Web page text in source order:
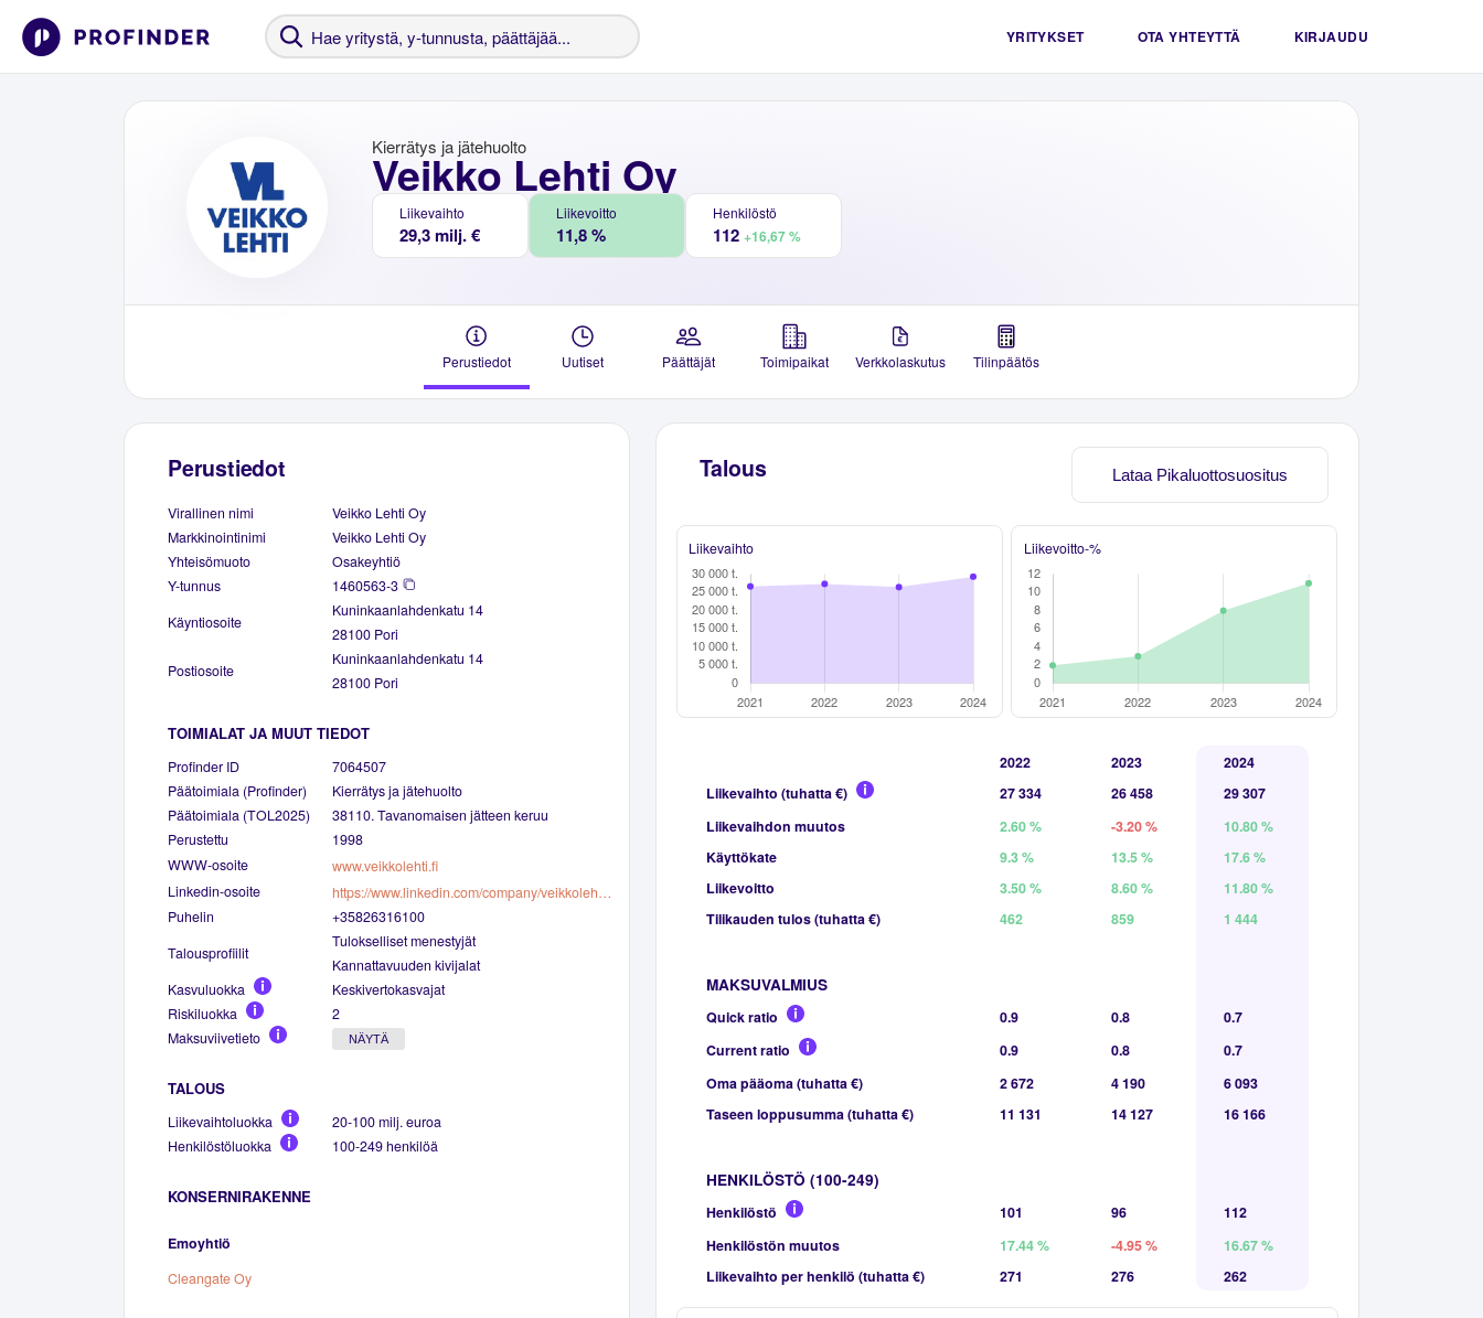
YRITYKSET OTA YHTEYTTÄ KIRJAUDU
Veikko Lehti Oy
Kierrätys ja jätehuolto
Liikevaihto
29,3 milj. €
Liikevoitto
11,8 %
Henkilöstö
112 +16,67 %
Perustiedot Uutiset Päättäjät Toimipaikat Verkkolaskutus Tilinpäätös
Perustiedot
Virallinen nimi
Veikko Lehti Oy
Markkinointinimi
Veikko Lehti Oy
Yhteisömuoto
Osakeyhtiö
Y-tunnus
1460563-3
Käyntiosoite
Kuninkaanlahdenkatu 14
28100 Pori
Postiosoite
Kuninkaanlahdenkatu 14
28100 Pori
TOIMIALAT JA MUUT TIEDOT
Profinder ID
7064507
Päätoimiala (Profinder)
Kierrätys ja jätehuolto
Päätoimiala (TOL2025)
38110. Tavanomaisen jätteen keruu
Perustettu
1998
WWW-osoite
www.veikkolehti.fi
Linkedin-osoite
https://www.linkedin.com/company/veikkolehti/people
Puhelin
+35826316100
Talousprofiilit
Tulokselliset menestyjät
Kannattavuuden kivijalat
Kasvuluokka
Keskivertokasvajat
Riskiluokka
2
Maksuviivetieto
NÄYTÄ
TALOUS
Liikevaihtoluokka
20-100 milj. euroa
Henkilöstöluokka
100-249 henkilöä
KONSERNIRAKENNE
Emoyhtiö
Cleangate Oy
Lataa Pikaluottosuositus
Talous
Liikevaihto Liikevoitto-%
2022 2023
2024
Liikevaihto (tuhatta €)
27 334 26 458
29 307
Liikevaihdon muutos
2.60 % -3.20 %
10.80 %
Käyttökate
9.3 % 13.5 %
17.6 %
Liikevoitto
3.50 % 8.60 %
11.80 %
Tilikauden tulos (tuhatta €)
462 859 1 444
MAKSUVALMIUS
Quick ratio 0.9 0.8
0.7
Current ratio
0.9 0.8
0.7
Oma pääoma (tuhatta €)
2 672 4 190
6 093
Taseen loppusumma (tuhatta €)
11 131 14 127 16 166
HENKILÖSTÖ (100-249)
Henkilöstö 101 96
112
Henkilöstön muutos
17.44 % -4.95 %
16.67 %
Liikevaihto per henkilö (tuhatta €)
271 276 262